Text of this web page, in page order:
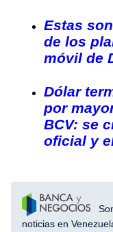
Estas
de los
móvil de
Dólar
por
BCV: se
oficial y
noticias en